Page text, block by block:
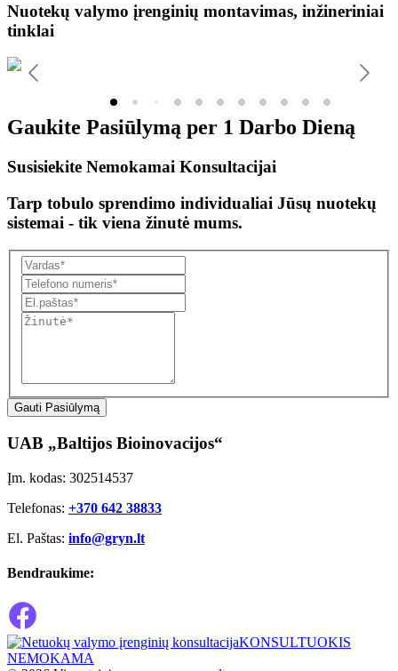
Nuotekų valymo įrenginių montavimas, inžineriniai
tinklai
Gaukite Pasiūlymą per 1 Darbo Dieną
Susisiekite Nemokamai Konsultacijai
Tarp tobulo sprendimo individualiai Jūsų nuotekų
sistemai - tik viena žinutė mums.
Gauti Pasiūlymą
UAB „Baltijos Bioinovacijos“
Įm. kodas: 302514537
Telefonas: +370 642 38833
El. Paštas: info@gryn.lt
Bendraukime:
KONSULTUOKIS
NEMOKAMA